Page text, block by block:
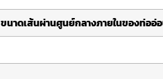
ขนาดเส้นผ่านศูนย์กลางภายในของท่ออ่